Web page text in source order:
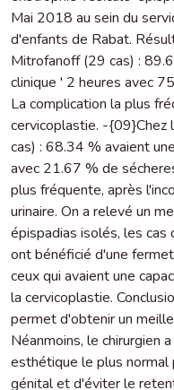
Mai 2018 au sein du
d'enfants de Rabat.
Mitrofanoff (29 cas) :
clinique ' 2 heures avec
La complication la plus
cervicoplastie. -
cas) : 68.34 % avaient
avec 21.67 % de
plus fréquente, après
urinaire. On a relevé un
épispadias isolés, les
ont bénéficié d'une
ceux qui avaient une
la cervicoplastie.
permet d'obtenir un
Néanmoins, le chirurgien
esthétique le plus
génital et d'éviter le